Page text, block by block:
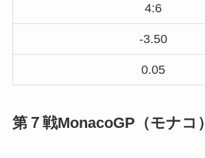
4:6
-3.50
0.05
第７戦MonacoGP（モナコ）